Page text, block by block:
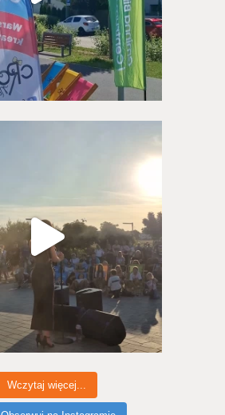
Wczytaj więcej...